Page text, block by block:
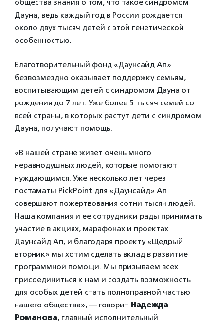
общества знания о том, что такое синдромом
Дауна, ведь каждый год в России рождается
около двух тысяч детей с этой генетической
особенностью.
Благотворительный фонд «Даунсайд Ап»
безвозмездно оказывает поддержку семьям,
воспитывающим детей с синдромом Дауна от
рождения до 7 лет. Уже более 5 тысяч семей со
всей страны, в которых растут дети с синдромом
Дауна, получают помощь.
«В нашей стране живет очень много
неравнодушных людей, которые помогают
нуждающимся. Уже несколько лет через
постаматы PickPoint для «Даунсайд» Ап
совершают пожертвования сотни тысяч людей.
Наша компания и ее сотрудники рады принимать
участие в акциях, марафонах и проектах
Даунсайд Ап, и благодаря проекту «Щедрый
вторник» мы хотим сделать вклад в развитие
программной помощи. Мы призываем всех
присоединиться к нам и создать возможность
для особых детей стать полноправной частью
нашего общества», — говорит Надежда
Романова, главный исполнительный